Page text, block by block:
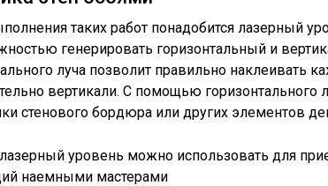
таких работ понадобится лазерный
генерировать горизонтальный и
луча позволит правильно наклеивать
вертикали. С помощью
стенового бордюра или других элементов
уровень можно использовать для
наемными мастерами